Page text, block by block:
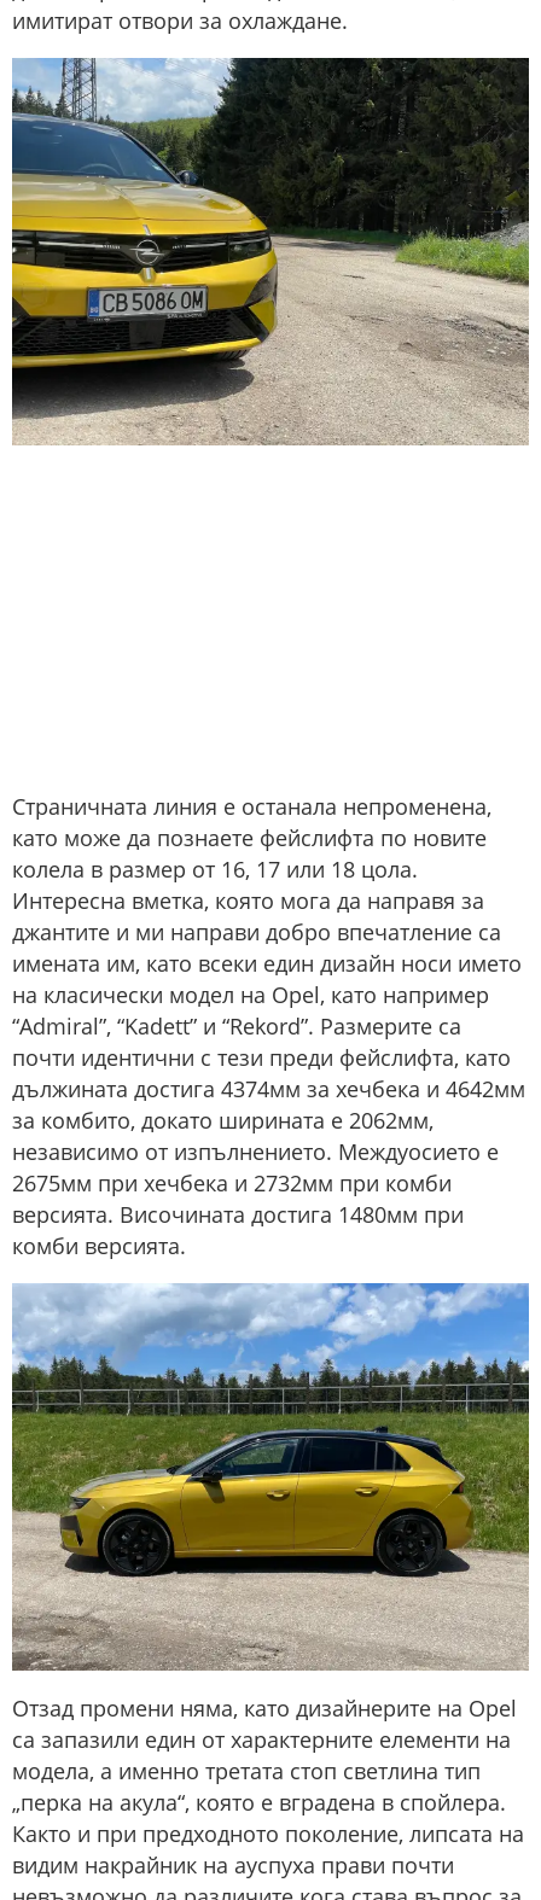
имитират отвори за охлаждане.
Страничната линия е останала непроменена,
като може да познаете фейслифта по новите
колела в размер от 16, 17 или 18 цола.
Интересна вметка, която мога да направя за
джантите и ми направи добро впечатление са
имената им, като всеки един дизайн носи името
на класически модел на Opel, като например
“Admiral”, “Kadett” и “Rekord”. Размерите са
почти идентични с тези преди фейслифта, като
дължината достига 4374мм за хечбека и 4642мм
за комбито, докато ширината е 2062мм,
независимо от изпълнението. Междуосието е
2675мм при хечбека и 2732мм при комби
версията. Височината достига 1480мм при
комби версията.
Отзад промени няма, като дизайнерите на Opel
са запазили един от характерните елементи на
модела, а именно третата стоп светлина тип
„перка на акула“, която е вградена в спойлера.
Както и при предходното поколение, липсата на
видим накрайник на ауспуха прави почти